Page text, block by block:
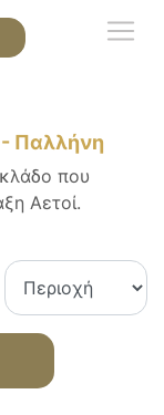
Παλλήνη
που
Αετοί.